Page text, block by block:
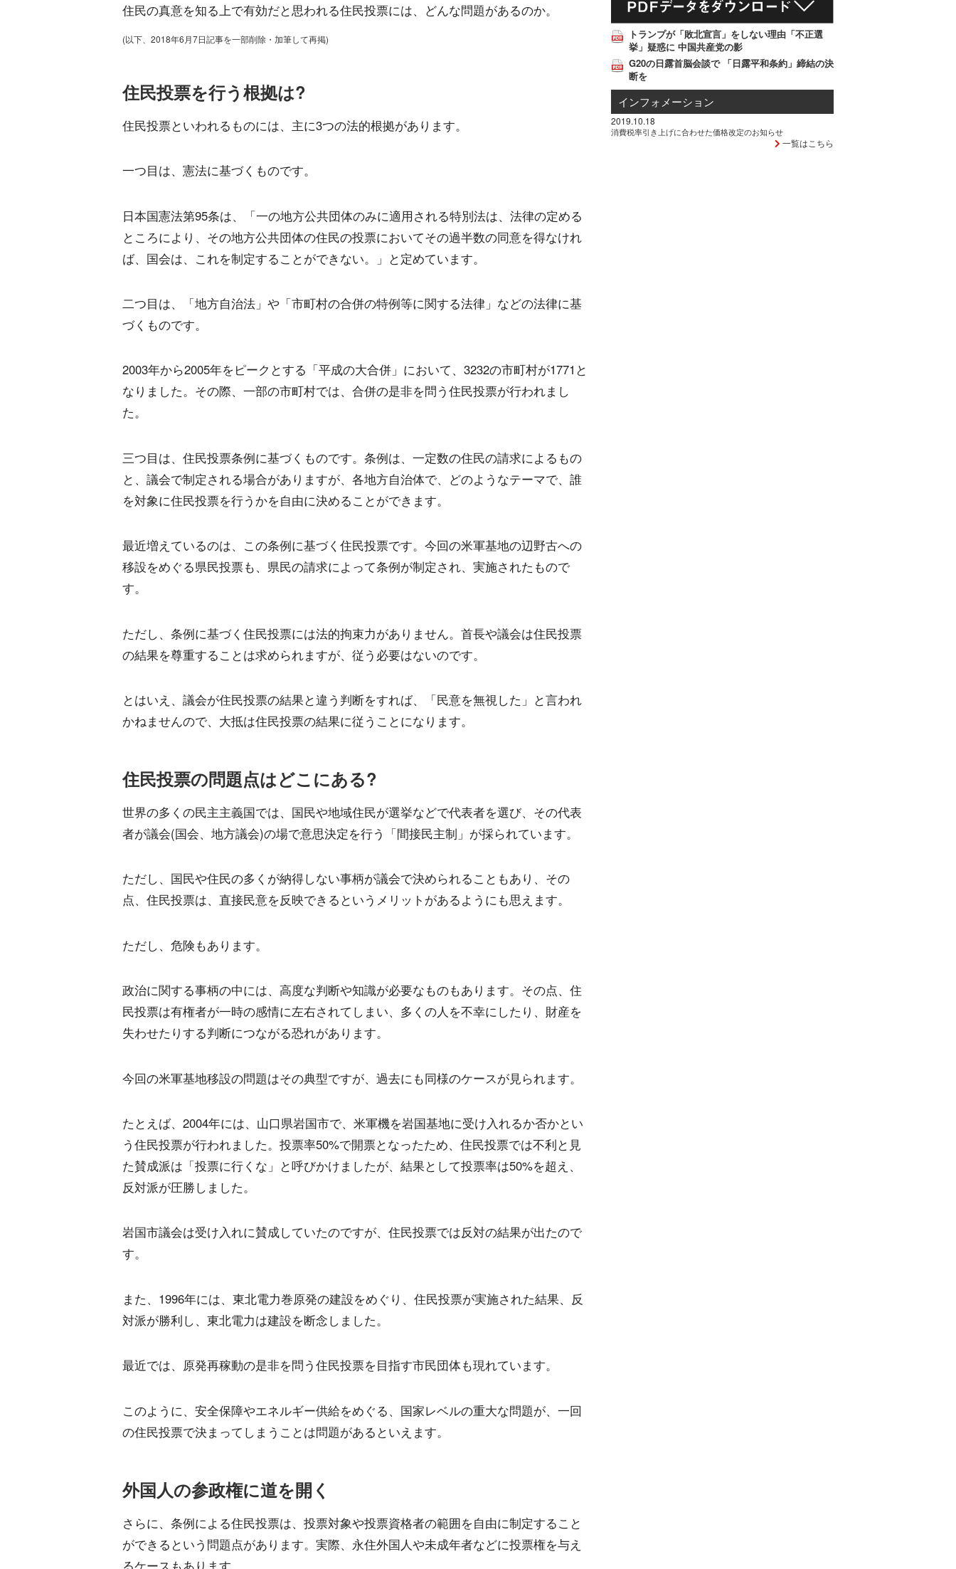
住民の真意を知る上で有効だと思われる住民投票には、どんな問題があるのか。
(以下、2018年6月7日記事を一部削除・加筆して再掲)
住民投票を行う根拠は?
住民投票といわれるものには、主に3つの法的根拠があります。
一つ目は、憲法に基づくものです。
日本国憲法第95条は、「一の地方公共団体のみに適用される特別法は、法律の定める
ところにより、その地方公共団体の住民の投票においてその過半数の同意を得なけれ
ば、国会は、これを制定することができない。」と定めています。
二つ目は、「地方自治法」や「市町村の合併の特例等に関する法律」などの法律に基
づくものです。
2003年から2005年をピークとする「平成の大合併」において、3232の市町村が1771と
なりました。その際、一部の市町村では、合併の是非を問う住民投票が行われまし
た。
三つ目は、住民投票条例に基づくものです。条例は、一定数の住民の請求によるもの
と、議会で制定される場合がありますが、各地方自治体で、どのようなテーマで、誰
を対象に住民投票を行うかを自由に決めることができます。
最近増えているのは、この条例に基づく住民投票です。今回の米軍基地の辺野古への
移設をめぐる県民投票も、県民の請求によって条例が制定され、実施されたもので
す。
ただし、条例に基づく住民投票には法的拘束力がありません。首長や議会は住民投票
の結果を尊重することは求められますが、従う必要はないのです。
とはいえ、議会が住民投票の結果と違う判断をすれば、「民意を無視した」と言われ
かねませんので、大抵は住民投票の結果に従うことになります。
住民投票の問題点はどこにある?
世界の多くの民主主義国では、国民や地域住民が選挙などで代表者を選び、その代表
者が議会(国会、地方議会)の場で意思決定を行う「間接民主制」が採られています。
ただし、国民や住民の多くが納得しない事柄が議会で決められることもあり、その
点、住民投票は、直接民意を反映できるというメリットがあるようにも思えます。
ただし、危険もあります。
政治に関する事柄の中には、高度な判断や知識が必要なものもあります。その点、住
民投票は有権者が一時の感情に左右されてしまい、多くの人を不幸にしたり、財産を
失わせたりする判断につながる恐れがあります。
今回の米軍基地移設の問題はその典型ですが、過去にも同様のケースが見られます。
たとえば、2004年には、山口県岩国市で、米軍機を岩国基地に受け入れるか否かとい
う住民投票が行われました。投票率50%で開票となったため、住民投票では不利と見
た賛成派は「投票に行くな」と呼びかけましたが、結果として投票率は50%を超え、
反対派が圧勝しました。
岩国市議会は受け入れに賛成していたのですが、住民投票では反対の結果が出たので
す。
また、1996年には、東北電力巻原発の建設をめぐり、住民投票が実施された結果、反
対派が勝利し、東北電力は建設を断念しました。
最近では、原発再稼動の是非を問う住民投票を目指す市民団体も現れています。
このように、安全保障やエネルギー供給をめぐる、国家レベルの重大な問題が、一回
の住民投票で決まってしまうことは問題があるといえます。
外国人の参政権に道を開く
さらに、条例による住民投票は、投票対象や投票資格者の範囲を自由に制定すること
ができるという問題点があります。実際、永住外国人や未成年者などに投票権を与え
るケースもあります。
トランプが「敗北宣言」をしない理由「不正選
挙」疑惑に 中国共産党の影
G20の日露首脳会談で 「日露平和条約」締結の決
断を
インフォメーション
2019.10.18
消費税率引き上げに合わせた価格改定のお知らせ
一覧はこちら